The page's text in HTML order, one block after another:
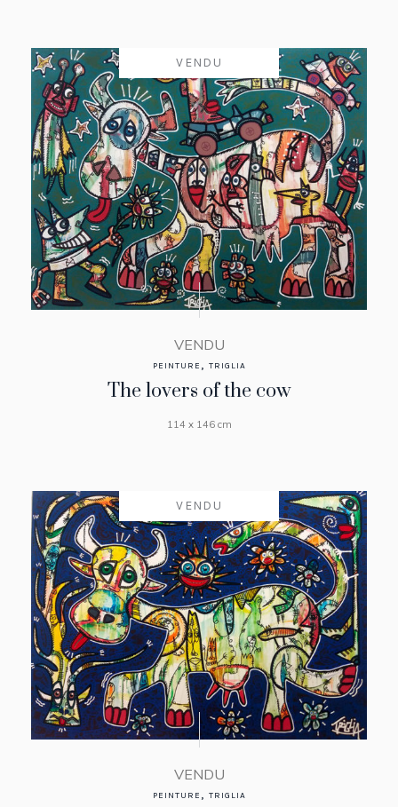
VENDU
VENDU
PEINTURE , TRIGLIA
The lovers of the cow
114 x 146 cm
VENDU
VENDU
PEINTURE , TRIGLIA